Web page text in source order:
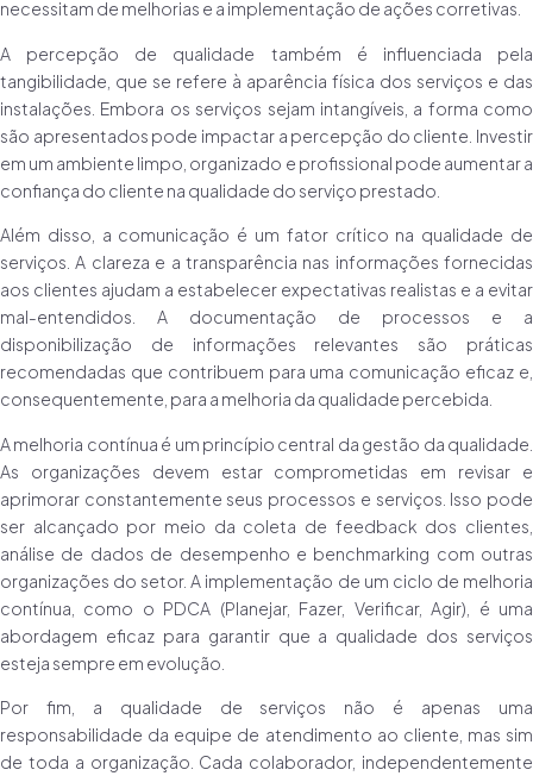
necessitam de melhorias e a implementação de ações corretivas.
A percepção de qualidade também é influenciada pela
tangibilidade, que se refere à aparência física dos serviços e das
instalações. Embora os serviços sejam intangíveis, a forma como
são apresentados pode impactar a percepção do cliente. Investir
em um ambiente limpo, organizado e profissional pode aumentar a
confiança do cliente na qualidade do serviço prestado.
Além disso, a comunicação é um fator crítico na qualidade de
serviços. A clareza e a transparência nas informações fornecidas
aos clientes ajudam a estabelecer expectativas realistas e a evitar
mal-entendidos. A documentação de processos e a
disponibilização de informações relevantes são práticas
recomendadas que contribuem para uma comunicação eficaz e,
consequentemente, para a melhoria da qualidade percebida.
A melhoria contínua é um princípio central da gestão da qualidade.
As organizações devem estar comprometidas em revisar e
aprimorar constantemente seus processos e serviços. Isso pode
ser alcançado por meio da coleta de feedback dos clientes,
análise de dados de desempenho e benchmarking com outras
organizações do setor. A implementação de um ciclo de melhoria
contínua, como o PDCA (Planejar, Fazer, Verificar, Agir), é uma
abordagem eficaz para garantir que a qualidade dos serviços
esteja sempre em evolução.
Por fim, a qualidade de serviços não é apenas uma
responsabilidade da equipe de atendimento ao cliente, mas sim
de toda a organização. Cada colaborador, independentemente